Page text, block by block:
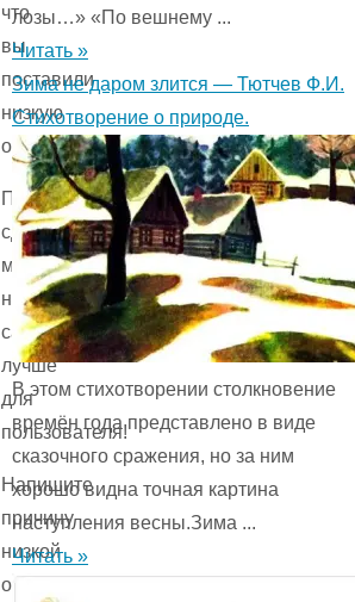
что
вы
поставили
низкую
оценку!
Помогите
сделать
материалы
на
сайте
лучше
для
пользователя!
Напишите
причину
низкой
оценки.
лозы…» «По вешнему ...
Читать »
Зима не даром злится — Тютчев Ф.И.
Стихотворение о природе.
В этом стихотворении столкновение
времён года представ­лено в виде
сказочного сражения, но за ним
хорошо видна точная картина
наступления весны.Зима ...
Читать »